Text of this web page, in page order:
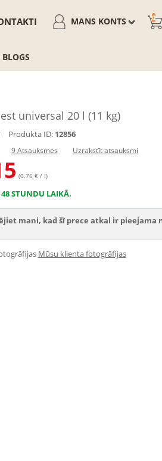
0
MANS KONTS
BLOGS
universal 20 l (11 kg)
Produkta ID: 12856
9 Atsauksmes Uzrakstīt atsauksmi
(0.76 € / l)
STUNDU LAIKĀ.
mani, kad šī prece atkal ir pieejama
Mūsu klienta fotogrāfijas